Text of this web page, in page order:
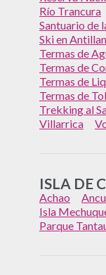
Río Trancura
Santuario de
Ski en
Termas de
Termas de
Termas de
Termas de
Trekking al
Villarrica
ISLA DE
Achao
Isla
Parque